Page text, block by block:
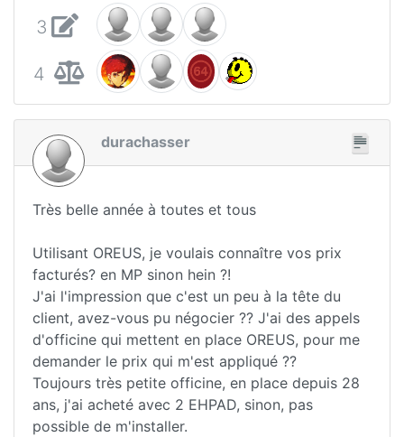
3
4
durachasser
Très belle année à toutes et tous
Utilisant OREUS, je voulais connaître vos prix
facturés? en MP sinon hein ?!
J'ai l'impression que c'est un peu à la tête du
client, avez-vous pu négocier ?? J'ai des appels
d'officine qui mettent en place OREUS, pour me
demander le prix qui m'est appliqué ??
Toujours très petite officine, en place depuis 28
ans, j'ai acheté avec 2 EHPAD, sinon, pas
possible de m'installer.